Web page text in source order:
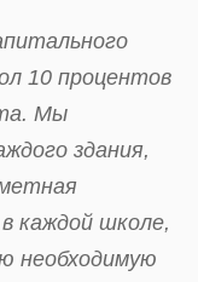
10 процентов
Мы
здания,
каждой школе,
необходимую